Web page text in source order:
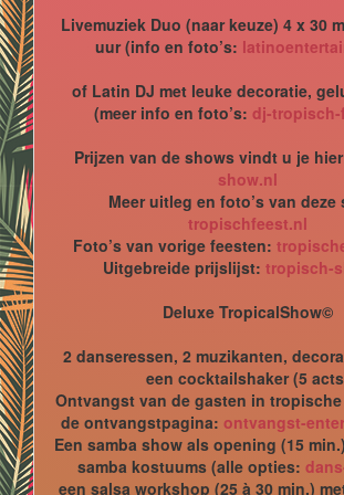
Livemuziek Duo (naar keuze) 4 x 30
uur (info en foto’s:
of Latin DJ met leuke decoratie,
(meer info en foto’s: dj-tropisch-
Prijzen van de shows vindt u je
show.nl
Meer uitleg en foto’s van deze
tropischfeest.nl
Foto’s van vorige feesten:
Uitgebreide prijslijst: tropisch-
Deluxe TropicalShow©
2 danseressen, 2 muzikanten,
een cocktailshaker (5
Ontvangst van de gasten in
de ontvangstpagina: ontvangst-
Een samba show als opening (15
samba kostuums (alle opties:
een salsa workshop (25 à 30 min.)